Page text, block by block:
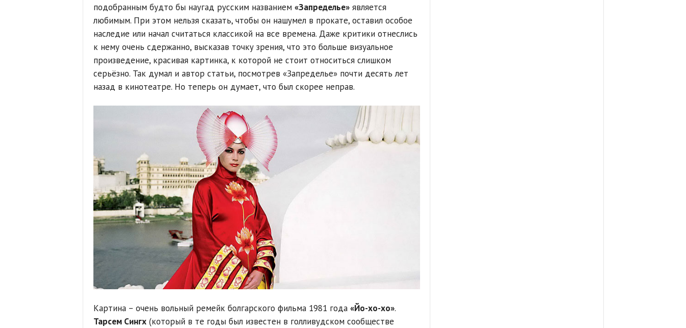
подобранным будто бы наугад русским названием «Запределье»является
любимым. При этом нельзя сказать, чтобы он нашумел в прокате, оставил особое
наследие или начал считаться классикой на все времена. Даже критики отнеслись
к нему очень сдержанно, высказав точку зрения, что это больше визуальное
произведение, красивая картинка, к которой не стоит относиться слишком
серьёзно. Так думал и автор статьи, посмотрев «Запределье» почти десять лет
назад в кинотеатре. Но теперь он думает, что был скорее неправ.
Картина – очень вольный ремейк болгарского фильма 1981 года «Йо-хо-хо».
Тарсем Сингх(который в те годы был известен в голливудском сообществе